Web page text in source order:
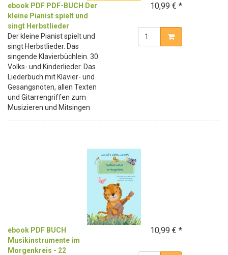
ebook PDF PDF-BUCH Der
kleine Pianist spielt und
singt Herbstlieder
Der kleine Pianist spielt und
singt Herbstlieder. Das
singende Klavierbüchlein. 30
Volks- und Kinderlieder. Das
Liederbuch mit Klavier- und
Gesangsnoten, allen Texten
und Gitarrengriffen zum
Musizieren und Mitsingen
10,99 € *
ebook PDF BUCH
Musikinstrumente im
Morgenkreis - 22
10,99 € *